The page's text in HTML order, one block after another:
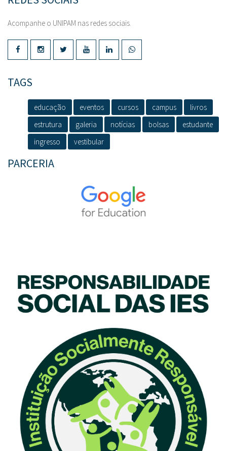
Acompanhe o UNIPAM nas redes sociais.
TAGS
educação eventos cursos campus
livros
estrutura
galeria notícias bolsas
estudante
ingresso
vestibular
PARCERIA